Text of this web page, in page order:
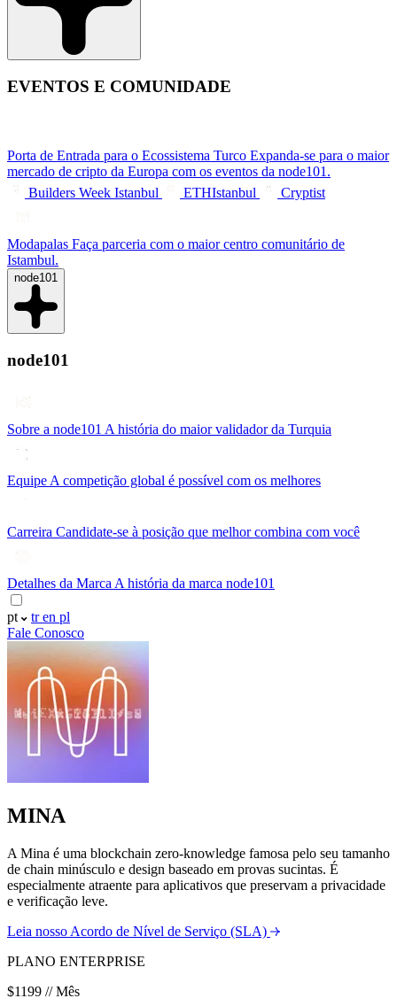
EVENTOS E COMUNIDADE
Porta de Entrada para o Ecossistema Turco Expanda-se para o maior
mercado de cripto da Europa com os eventos da node101.
Builders Week Istanbul
ETHIstanbul Cryptist
Modapalas Faça parceria com o maior centro comunitário de
Istambul.
node101
node101
Sobre a node101 A história do maior validador da Turquia
Equipe A competição global é possível com os melhores
Carreira Candidate-se à posição que melhor combina com você
Detalhes da Marca A história da marca node101
pt tren pl
Fale Conosco
MINA
A Mina é uma blockchain zero-knowledge famosa pelo seu tamanho
de chain minúsculo e design baseado em provas sucintas. É
especialmente atraente para aplicativos que preservam a privacidade
e verificação leve.
Leia nosso Acordo de Nível de Serviço (SLA)
PLANO ENTERPRISE
$1199 // Mês